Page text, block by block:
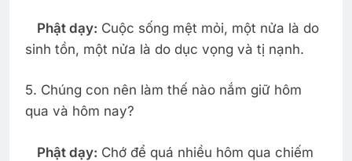
Phật dạy: Cuộc sống mệt mỏi, một nửa là do
sinh tồn, một nửa là do dục vọng và tị nạnh.
5. Chúng con nên làm thế nào nắm giữ hôm
qua và hôm nay?
Phật dạy: Chớ để quá nhiều hôm qua chiếm